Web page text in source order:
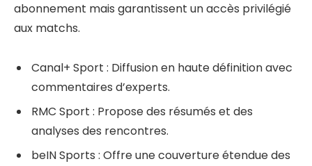
abonnement mais garantissent un accès privilégié
aux matchs.
Canal+ Sport : Diffusion en haute définition avec
commentaires d’experts.
RMC Sport : Propose des résumés et des
analyses des rencontres.
beIN Sports : Offre une couverture étendue des